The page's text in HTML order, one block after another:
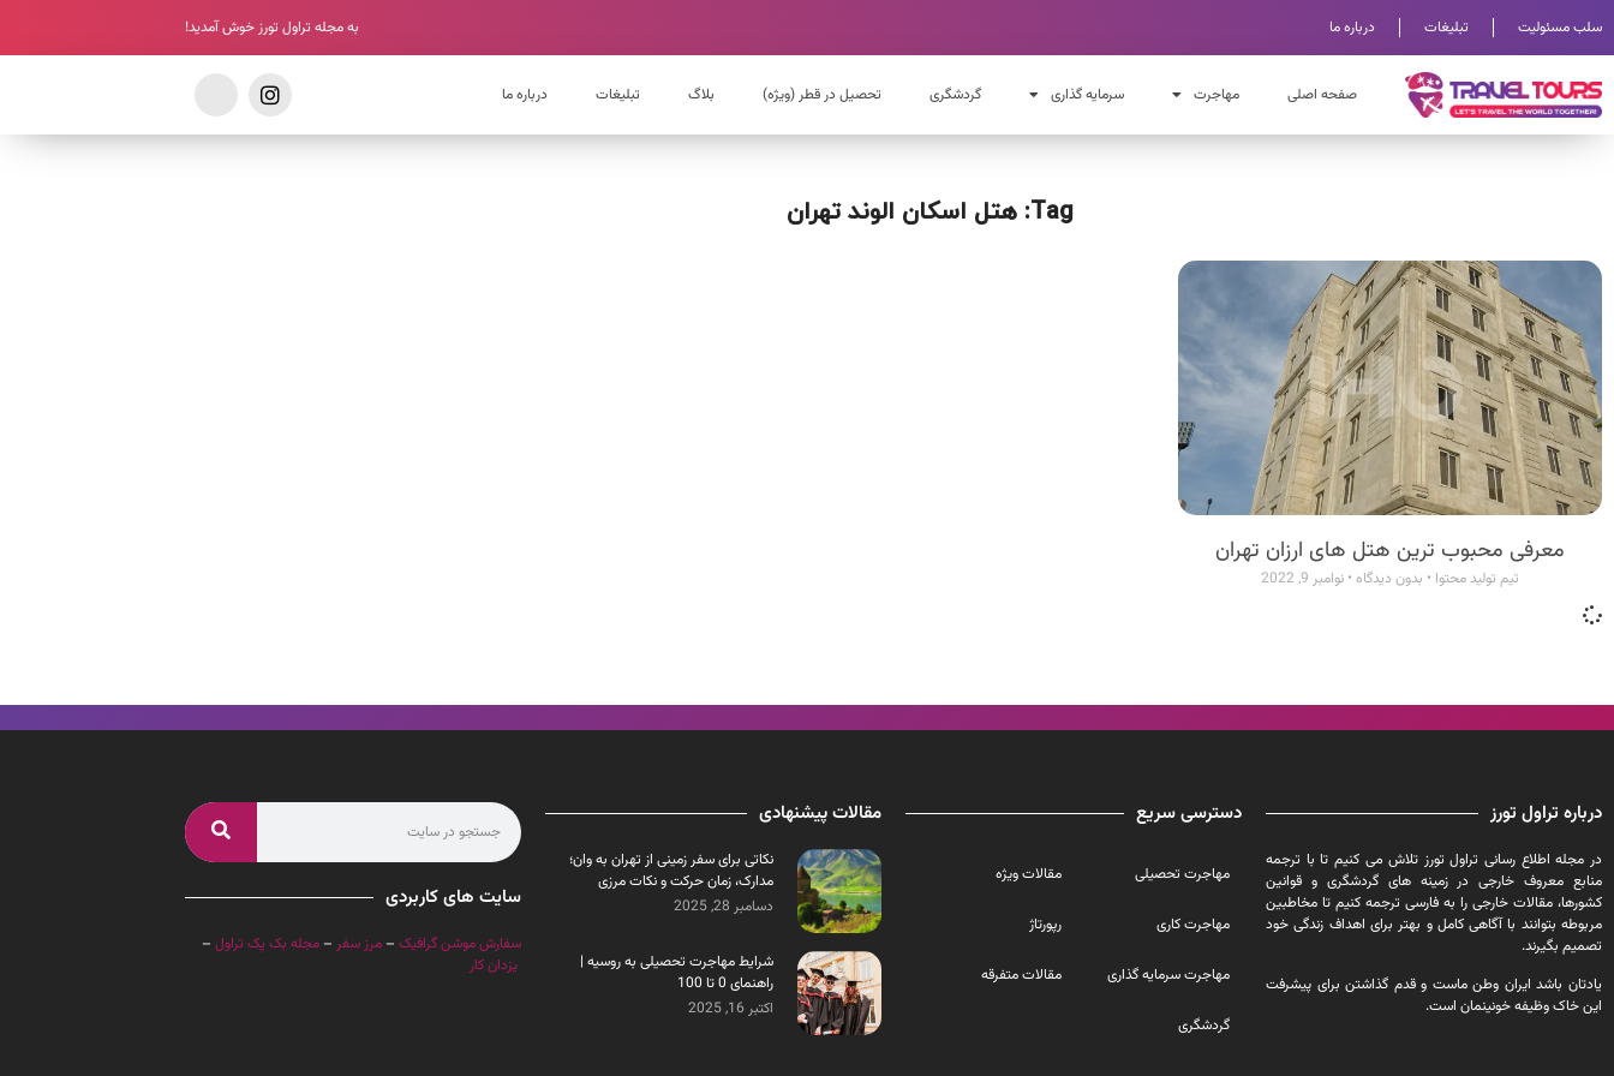
سلب مسئولیت تبلیغات درباره ما به مجله تراول تورز خوش آمدید!
صفحه اصلی مهاجرت سرمایه گذاری گردشگری تحصیل در قطر (ویژه) بلاگ تبلیغات درباره ما
Tag: هتل اسکان الوند تهران
معرفی محبوب ترین هتل های ارزان تهران
تیم تولید محتوا بدون دیدگاه نوامبر 9, 2022
درباره تراول تورز
در مجله اطلاع رسانی تراول تورز تلاش می کنیم تا با ترجمه
منابع معروف خارجی در زمینه های گردشگری و قوانین
کشورها، مقالات خارجی را به فارسی ترجمه کنیم تا مخاطبین
مربوطه بتوانند با آگاهی کامل و بهتر برای اهداف زندگی خود
تصمیم بگیرند.
یادتان باشد ایران وطن ماست و قدم گذاشتن برای پیشرفت
این خاک وظیفه خونینمان است.
دسترسی سریع
مهاجرت تحصیلی
مهاجرت کاری
مهاجرت سرمایه گذاری
گردشگری
مقالات ویژه
رپورتاژ
مقالات متفرقه
مقالات پیشنهادی
نکاتی برای سفر زمینی از تهران به وان؛
مدارک، زمان حرکت و نکات مرزی
دسامبر 28, 2025
شرایط مهاجرت تحصیلی به روسیه |
راهنمای 0 تا 100
اکتبر 16, 2025
سایت های کاربردی
سفارش موشن گرافیک – مرز سفر – مجله بک پک تراول –
یزدان کار